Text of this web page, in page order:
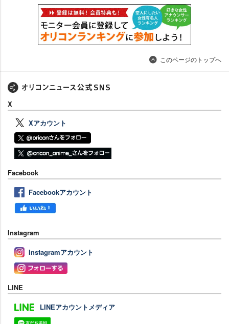
このページのトップへ
X
Xアカウント
Facebook
Facebookアカウント
Instagram
Instagramアカウント
LINE
LINEアカウントメディア